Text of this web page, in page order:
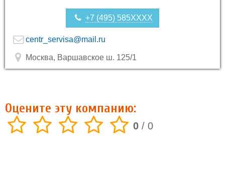
+7 (495) 585XXXX
centr_servisa@mail.ru
Москва, Варшавское ш. 125/1
Оцените эту компанию:
0 / 0